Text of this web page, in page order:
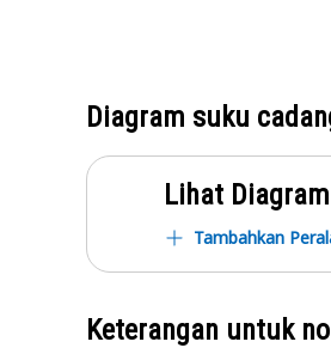
Diagram suku
Lihat
Tambahkan
Keterangan untuk